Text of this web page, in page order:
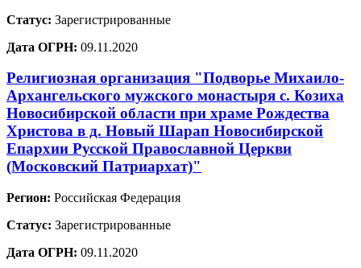
Статус: Зарегистрированные
Дата ОГРН: 09.11.2020
Религиозная организация "Подворье Михаило-
Архангельского мужского монастыря с. Козиха
Новосибирской области при храме Рождества
Христова в д. Новый Шарап Новосибирской
Епархии Русской Православной Церкви
(Московский Патриархат)"
Регион: Российская Федерация
Статус: Зарегистрированные
Дата ОГРН: 09.11.2020